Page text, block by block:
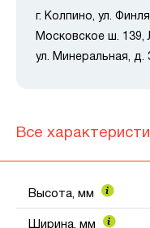
г. Колпино, ул.
Московское ш. 139,
ул. Минеральная, д.
Все
Высота, мм
Ширина, мм